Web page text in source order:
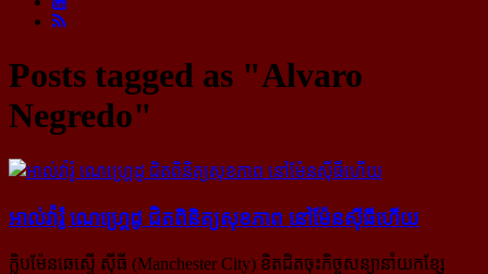
Posts tagged as "Alvaro
Negredo"
អាល់វ៉ារ៉ូ ណេហ្រ្គេដូ ជិត​ពិនិត្យ​សុខភាព នៅ​ម៉ែនស៊ីធី​ហើយ
ក្លិបម៉ែនឆេស្ទើ ស៊ីធី (Manchester City) ខិតជិតចុះកិច្ចសន្យានាំយកខ្សែ